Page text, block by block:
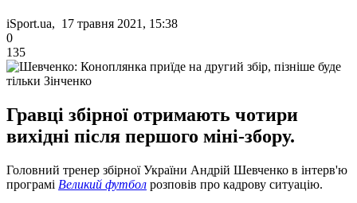
iSport.ua, 17 травня 2021, 15:38
0
135
Гравці збірної отримають чотири
вихідні після першого міні-збору.
Головний тренер збірної України Андрій Шевченко в інтерв'ю
програмі Великий футбол розповів про кадрову ситуацію.